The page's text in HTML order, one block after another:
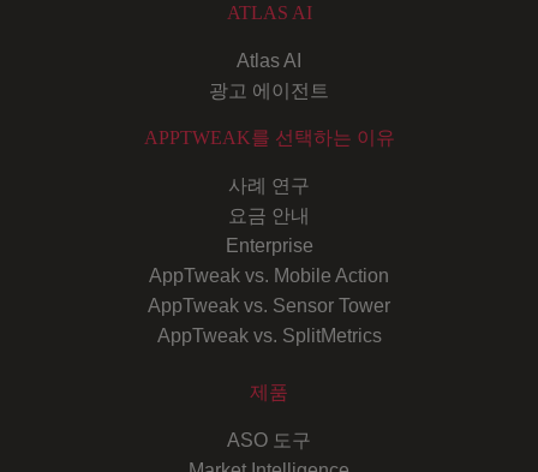
ATLAS AI
Atlas AI
광고 에이전트
APPTWEAK를 선택하는 이유
사례 연구
요금 안내
Enterprise
AppTweak vs. Mobile Action
AppTweak vs. Sensor Tower
AppTweak vs. SplitMetrics
제품
ASO 도구